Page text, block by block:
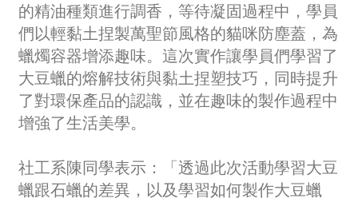
的精油種類進行調香，等待凝固過程中，學員
們以輕黏土捏製萬聖節風格的貓咪防塵蓋，為
蠟燭容器增添趣味。這次實作讓學員們學習了
大豆蠟的熔解技術與黏土捏塑技巧，同時提升
了對環保產品的認識，並在趣味的製作過程中
增強了生活美學。
社工系陳同學表示：「透過此次活動學習大豆
蠟跟石蠟的差異，以及學習如何製作大豆蠟